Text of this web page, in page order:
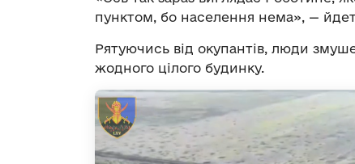
пунктом, бо населення нема», —
Рятуючись від окупантів, люди
жодного цілого будинку.